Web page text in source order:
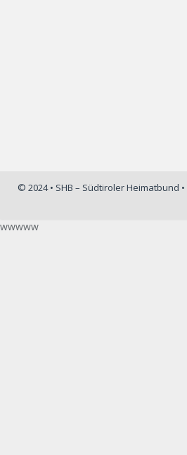
© 2024 • SHB – Südtiroler Heimatbund
wwwww